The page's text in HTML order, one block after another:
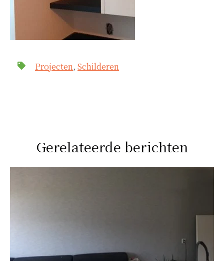
Projecten, Schilderen
Gerelateerde berichten